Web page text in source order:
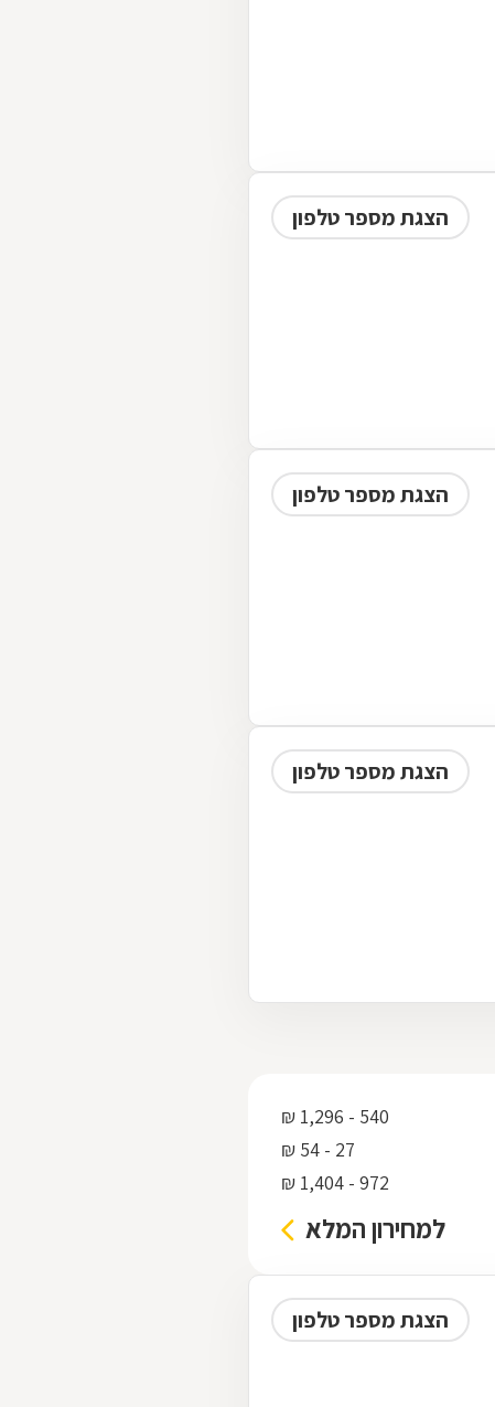
הצגת מספר טלפון
הצגת מספר טלפון
הצגת מספר טלפון
540 - 1,296 ₪
27 - 54 ₪
972 - 1,404 ₪
למחירון המלא
הצגת מספר טלפון